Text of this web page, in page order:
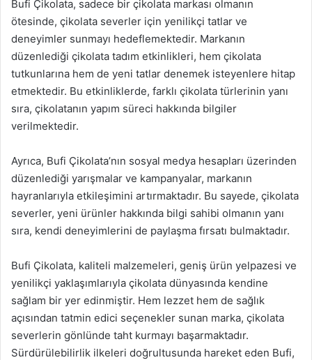
Bufi Çikolata, sadece bir çikolata markası olmanın
ötesinde, çikolata severler için yenilikçi tatlar ve
deneyimler sunmayı hedeflemektedir. Markanın
düzenlediği çikolata tadım etkinlikleri, hem çikolata
tutkunlarına hem de yeni tatlar denemek isteyenlere hitap
etmektedir. Bu etkinliklerde, farklı çikolata türlerinin yanı
sıra, çikolatanın yapım süreci hakkında bilgiler
verilmektedir.
Ayrıca, Bufi Çikolata’nın sosyal medya hesapları üzerinden
düzenlediği yarışmalar ve kampanyalar, markanın
hayranlarıyla etkileşimini artırmaktadır. Bu sayede, çikolata
severler, yeni ürünler hakkında bilgi sahibi olmanın yanı
sıra, kendi deneyimlerini de paylaşma fırsatı bulmaktadır.
Bufi Çikolata, kaliteli malzemeleri, geniş ürün yelpazesi ve
yenilikçi yaklaşımlarıyla çikolata dünyasında kendine
sağlam bir yer edinmiştir. Hem lezzet hem de sağlık
açısından tatmin edici seçenekler sunan marka, çikolata
severlerin gönlünde taht kurmayı başarmaktadır.
Sürdürülebilirlik ilkeleri doğrultusunda hareket eden Bufi,